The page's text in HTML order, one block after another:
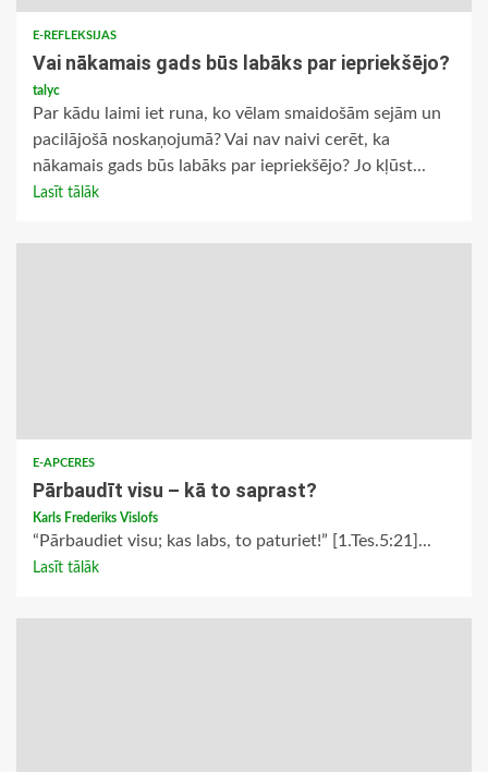
E-REFLEKSIJAS
Vai nākamais gads būs labāks par iepriekšējo?
talyc
Par kādu laimi iet runa, ko vēlam smaidošām sejām un
pacilājošā noskaņojumā? Vai nav naivi cerēt, ka
nākamais gads būs labāks par iepriekšējo? Jo kļūst...
Lasīt tālāk
E-APCERES
Pārbaudīt visu – kā to saprast?
Karls Frederiks Vislofs
“Pārbaudiet visu; kas labs, to paturiet!” [1.Tes.5:21]...
Lasīt tālāk